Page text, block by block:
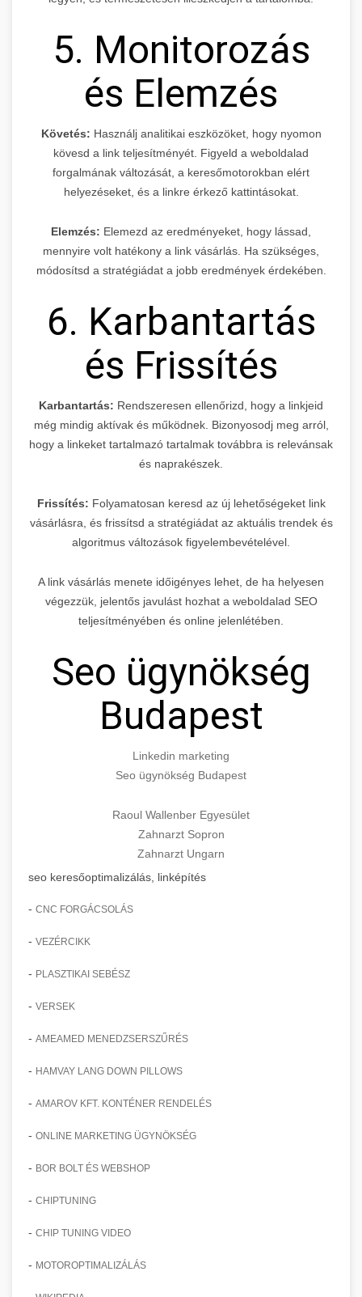
5. Monitorozás
és Elemzés
Követés: Használj analitikai eszközöket, hogy nyomon
kövesd a link teljesítményét. Figyeld a weboldalad
forgalmának változását, a keresőmotorokban elért
helyezéseket, és a linkre érkező kattintásokat.
Elemzés: Elemezd az eredményeket, hogy lássad,
mennyire volt hatékony a link vásárlás. Ha szükséges,
módosítsd a stratégiádat a jobb eredmények érdekében.
6. Karbantartás
és Frissítés
Karbantartás: Rendszeresen ellenőrizd, hogy a linkjeid
még mindig aktívak és működnek. Bizonyosodj meg arról,
hogy a linkeket tartalmazó tartalmak továbbra is relevánsak
és naprakészek.
Frissítés: Folyamatosan keresd az új lehetőségeket link
vásárlásra, és frissítsd a stratégiádat az aktuális trendek és
algoritmus változások figyelembevételével.
A link vásárlás menete időigényes lehet, de ha helyesen
végezzük, jelentős javulást hozhat a weboldalad SEO
teljesítményében és online jelenlétében.
Seo ügynökség
Budapest
Linkedin marketing
Seo ügynökség Budapest
Raoul Wallenber Egyesület
Zahnarzt Sopron
Zahnarzt Ungarn
seo keresőoptimalizálás, linképítés
- CNC FORGÁCSOLÁS
- VEZÉRCIKK
- PLASZTIKAI SEBÉSZ
- VERSEK
- AMEAMED MENEDZSERSZŰRÉS
- HAMVAY LANG DOWN PILLOWS
- AMAROV KFT. KONTÉNER RENDELÉS
- ONLINE MARKETING ÜGYNÖKSÉG
- BOR BOLT ÉS WEBSHOP
- CHIPTUNING
- CHIP TUNING VIDEO
- MOTOROPTIMALIZÁLÁS